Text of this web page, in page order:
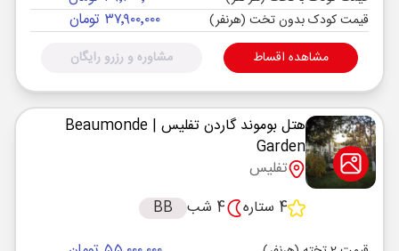
قیمت کودک بدون تخت (هرنفر) ۳۷٬۹۰۰٬۰۰۰ تومان
مشاهده اقساط مشاوره و رزرو رایگان
هتل بوموند گاردن تفلیس | Beaumonde
Garden
تفلیس
4 ستاره
4 شب BB